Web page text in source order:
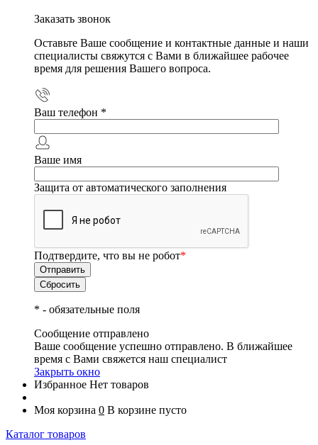
Заказать звонок
Оставьте Ваше сообщение и контактные данные и наши
специалисты свяжутся с Вами в ближайшее рабочее
время для решения Вашего вопроса.
Ваш телефон *
Ваше имя
Защита от автоматического заполнения
Подтвердите, что вы не робот*
* - обязательные поля
Сообщение отправлено
Ваше сообщение успешно отправлено. В ближайшее
время с Вами свяжется наш специалист
Закрыть окно
Избранное Нет товаров
Моя корзина 0 В корзине пусто
Каталог товаров